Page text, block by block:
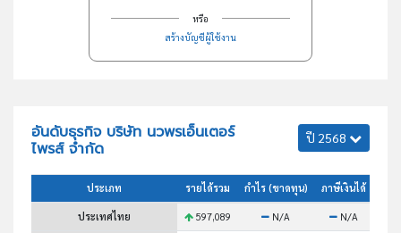
หรือ
สร้างบัญชีผู้ใช้งาน
อันดับธุรกิจ บริษัท นวพรเอ็นเตอร์
ไพรส์ จำกัด
ปี 2568
ประเภท รายได้รวม กำไร (ขาดทุน) ภาษีเงินได้
ประเทศไทย 597,089 N/A N/A